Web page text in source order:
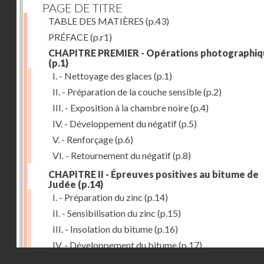
PAGE DE TITRE
TABLE DES MATIÈRES (p.43)
PRÉFACE(p.r1)
CHAPITRE PREMIER - Opérations
(p.1)
I. - Nettoyage des glaces (p.1)
II. - Préparation de la couche sensible(p.2)
III. - Exposition à la chambre noire(p.4)
IV. - Développement du négatif(p.5)
V. - Renforçage(p.6)
VI. - Retournement du négatif(p.8)
CHAPITRE II - Épreuves positives au bitume de
Judée (p.14)
I. - Préparation du zinc (p.14)
II. - Sensibilisation du zinc (p.15)
III. - Insolation du bitume(p.16)
IV. - Développement du bitume(p.17)